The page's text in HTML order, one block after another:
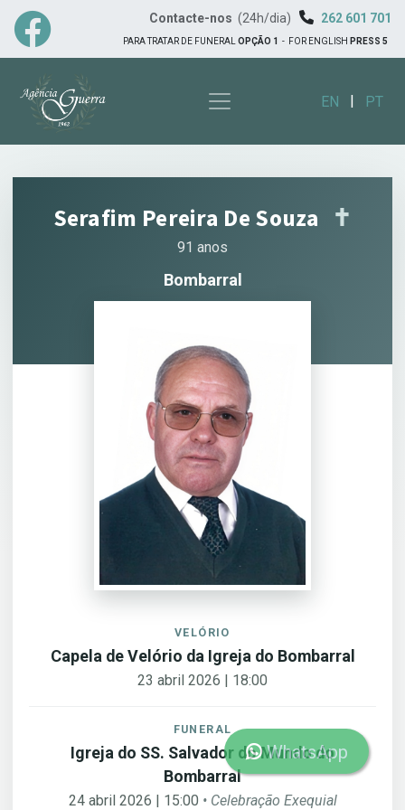
Contacte-nos (24h/dia) 262 601 701
PARA TRATAR DE FUNERAL OPÇÃO 1 - FOR ENGLISH PRESS 5
EN | PT
Serafim Pereira De Souza ✝︎
91 anos
Bombarral
VELÓRIO
Capela de Velório da Igreja do Bombarral
23 abril 2026 | 18:00
FUNERAL
Igreja do SS. Salvador do Mundo do
Bombarral
24 abril 2026 | 15:00 • Celebração Exequial
WhatsApp